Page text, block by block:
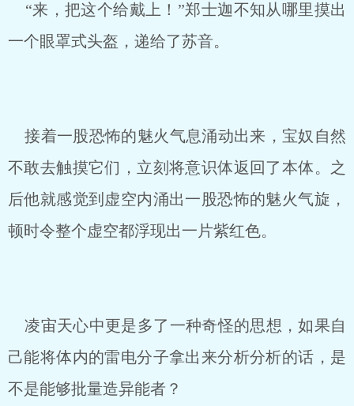
“来，把这个给戴上！”郑士迦不知从哪里摸出
一个眼罩式头盔，递给了苏音。
接着一股恐怖的魅火气息涌动出来，宝奴自然
不敢去触摸它们，立刻将意识体返回了本体。之
后他就感觉到虚空内涌出一股恐怖的魅火气旋，
顿时令整个虚空都浮现出一片紫红色。
凌宙天心中更是多了一种奇怪的思想，如果自
己能将体内的雷电分子拿出来分析分析的话，是
不是能够批量造异能者？